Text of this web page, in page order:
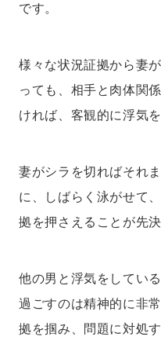
です。
様々な状況証拠から妻
っても、相手と肉体関
ければ、客観的に浮気
妻がシラを切ればそれ
に、しばらく泳がせて
拠を押さえることが先決
他の男と浮気をしてい
過ごすのは精神的に非
拠を掴み、問題に対処